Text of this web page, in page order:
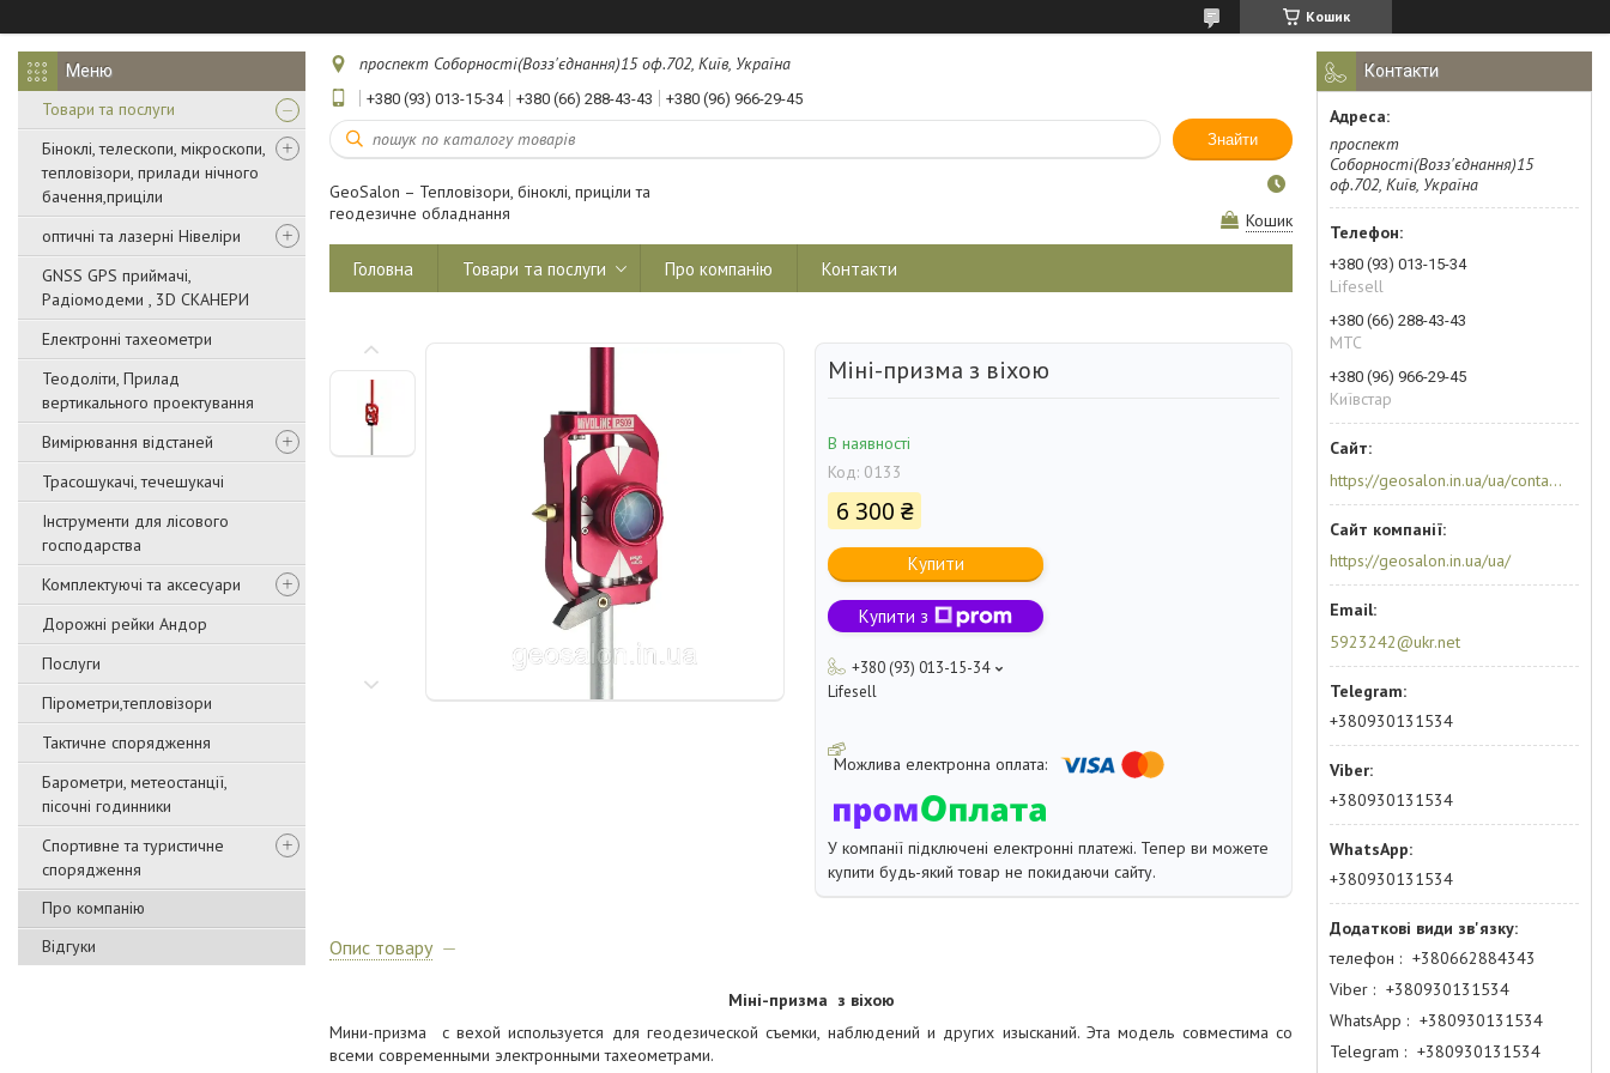
Кошик
Товари та послуги
Біноклі, телескопи, мікроскопи,
тепловізори, прилади нічного
бачення,приціли
оптичні та лазерні Нівеліри
GNSS GPS приймачі,
Радіомодеми , 3D СКАНЕРИ
Електронні тахеометри
Теодоліти, Прилад
вертикального проектування
Вимірювання відстаней
Трасошукачі, течешукачі
Інструменти для лісового
господарства
Комплектуючі та аксесуари
Дорожні рейки Андор
Послуги
Пірометри,тепловізори
Тактичне спорядження
Барометри, метеостанції,
пісочні годинники
Спортивне та туристичне
спорядження
Про компанію
Відгуки
проспект Соборності(Возз'єднання)15 оф.702, Київ, Україна
+380 (93) 013-15-34 +380 (66) 288-43-43 +380 (96) 966-29-45
Знайти
GeoSalon – Тепловізори, біноклі, приціли та
геодезичне обладнання
Кошик
Головна Товари та послуги Про компанію Контакти
Міні-призма з віхою
В наявності
Код: 0133
6 300 ₴
Купити
Купити з
+380 (93) 013-15-34
Lifesell
У компанії підключені електронні платежі. Тепер ви можете
купити будь-який товар не покидаючи сайту.
Опис товару
Міні-призма з віхою
Мини-призма с вехой используется для геодезической съемки, наблюдений и других изысканий. Эта модель совместима со
всеми современными электронными тахеометрами.
Контакти
проспект
Соборності(Возз'єднання)15
оф.702, Київ, Україна
+380 (93) 013-15-34
Lifesell
+380 (66) 288-43-43
МТС
+380 (96) 966-29-45
Київстар
https://geosalon.in.ua/ua/contacts
https://geosalon.in.ua/ua/
5923242@ukr.net
+380930131534
+380930131534
+380930131534
телефон
+380662884343
Viber
+380930131534
WhatsApp
+380930131534
Telegram
+380930131534